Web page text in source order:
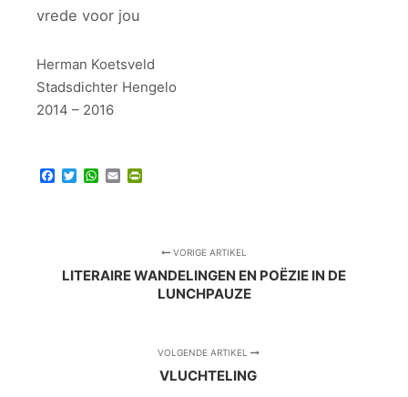
vrede voor jou
Herman Koetsveld
Stadsdichter Hengelo
2014 – 2016
Facebook
TwitterWhatsApp
Email
VORIGE ARTIKEL
LITERAIRE WANDELINGEN EN POËZIE IN DE
LUNCHPAUZE
VOLGENDE ARTIKEL
VLUCHTELING